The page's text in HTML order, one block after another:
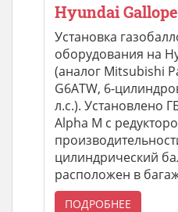
Hyundai
Установка
оборудования на
(аналог Mitsubishi
G6ATW, 6-
л.с.). Установлено
Alpha М с
цилиндрический
расположен в
ПОДРОБНЕЕ